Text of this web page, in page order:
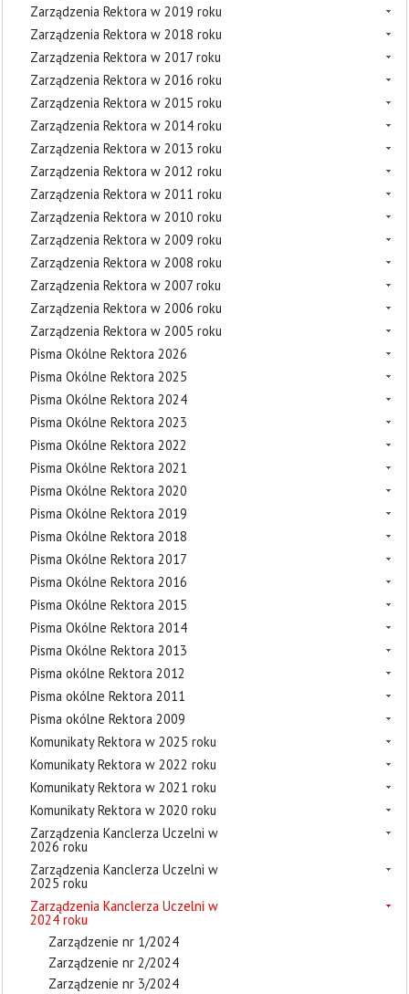
Zarządzenia Rektora w 2019 roku
Zarządzenia Rektora w 2018 roku
Zarządzenia Rektora w 2017 roku
Zarządzenia Rektora w 2016 roku
Zarządzenia Rektora w 2015 roku
Zarządzenia Rektora w 2014 roku
Zarządzenia Rektora w 2013 roku
Zarządzenia Rektora w 2012 roku
Zarządzenia Rektora w 2011 roku
Zarządzenia Rektora w 2010 roku
Zarządzenia Rektora w 2009 roku
Zarządzenia Rektora w 2008 roku
Zarządzenia Rektora w 2007 roku
Zarządzenia Rektora w 2006 roku
Zarządzenia Rektora w 2005 roku
Pisma Okólne Rektora 2026
Pisma Okólne Rektora 2025
Pisma Okólne Rektora 2024
Pisma Okólne Rektora 2023
Pisma Okólne Rektora 2022
Pisma Okólne Rektora 2021
Pisma Okólne Rektora 2020
Pisma Okólne Rektora 2019
Pisma Okólne Rektora 2018
Pisma Okólne Rektora 2017
Pisma Okólne Rektora 2016
Pisma Okólne Rektora 2015
Pisma Okólne Rektora 2014
Pisma Okólne Rektora 2013
Pisma okólne Rektora 2012
Pisma okólne Rektora 2011
Pisma okólne Rektora 2009
Komunikaty Rektora w 2025 roku
Komunikaty Rektora w 2022 roku
Komunikaty Rektora w 2021 roku
Komunikaty Rektora w 2020 roku
Zarządzenia Kanclerza Uczelni w
2026 roku
Zarządzenia Kanclerza Uczelni w
2025 roku
Zarządzenia Kanclerza Uczelni w
2024 roku
Zarządzenie nr 1/2024
Zarządzenie nr 2/2024
Zarządzenie nr 3/2024